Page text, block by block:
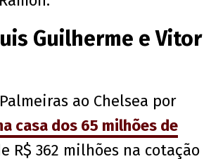
Guilherme e Vitor
ao Chelsea por
casa dos 65 milhões de
R$ 362 milhões na cotação